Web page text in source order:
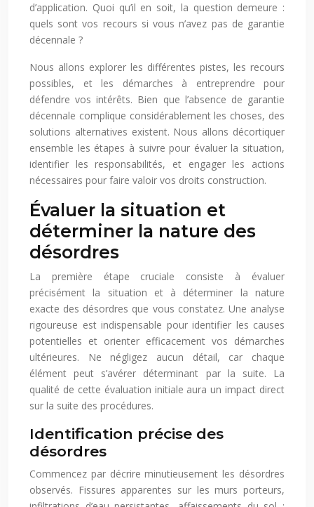
d’application. Quoi qu’il en soit, la question demeure :
quels sont vos recours si vous n’avez pas de garantie
décennale ?
Nous allons explorer les différentes pistes, les recours
possibles, et les démarches à entreprendre pour
défendre vos intérêts. Bien que l’absence de garantie
décennale complique considérablement les choses, des
solutions alternatives existent. Nous allons décortiquer
ensemble les étapes à suivre pour évaluer la situation,
identifier les responsabilités, et engager les actions
nécessaires pour faire valoir vos droits construction.
Évaluer la situation et
déterminer la nature des
désordres
La première étape cruciale consiste à évaluer
précisément la situation et à déterminer la nature
exacte des désordres que vous constatez. Une analyse
rigoureuse est indispensable pour identifier les causes
potentielles et orienter efficacement vos démarches
ultérieures. Ne négligez aucun détail, car chaque
élément peut s’avérer déterminant par la suite. La
qualité de cette évaluation initiale aura un impact direct
sur la suite des procédures.
Identification précise des
désordres
Commencez par décrire minutieusement les désordres
observés. Fissures apparentes sur les murs porteurs,